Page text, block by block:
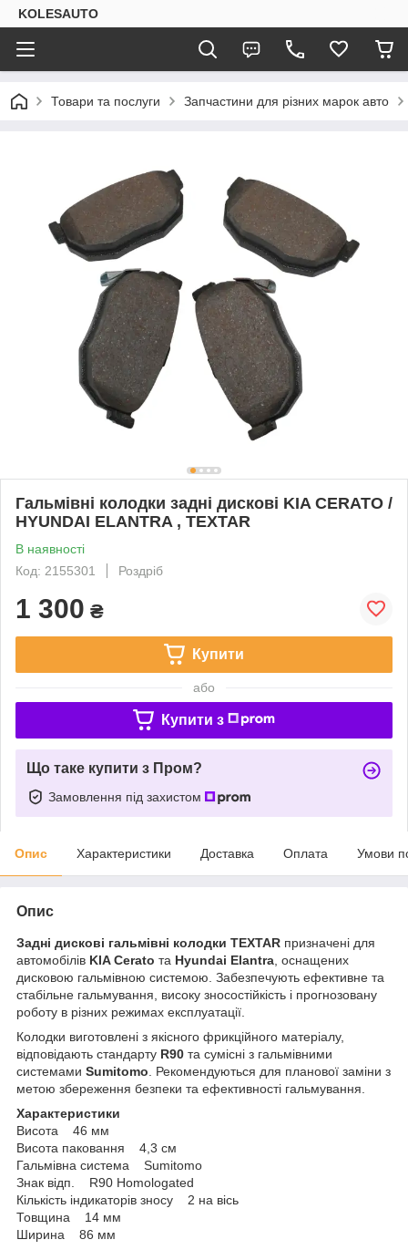
KOLESAUTO
Товари та послуги Запчастини для різних марок авто
Гальмівні колодки задні дискові KIA CERATO /
HYUNDAI ELANTRA , TEXTAR
В наявності
Код: 2155301
Роздріб
1 300 ₴
Купити
або
Купити з
Що таке купити з Пром?
Замовлення під захистом
Опис Характеристики Доставка Оплата Умови
Опис
Задні дискові гальмівні колодки TEXTAR призначені для
автомобілів KIA Cerato та Hyundai Elantra , оснащених
дисковою гальмівною системою. Забезпечують ефективне та
стабільне гальмування, високу зносостійкість і прогнозовану
роботу в різних режимах експлуатації.
Колодки виготовлені з якісного фрикційного матеріалу,
відповідають стандарту R90 та сумісні з гальмівними
системами Sumitomo . Рекомендуються для планової заміни з
метою збереження безпеки та ефективності гальмування.
Характеристики
Висота 46 мм
Висота паковання 4,3 см
Гальмівна система Sumitomo
Знак відп. R90 Homologated
Кількість індикаторів зносу 2 на вісь
Товщина 14 мм
Ширина 86 мм